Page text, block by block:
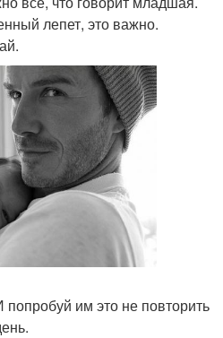
лепет, это важно.
им это не повторить